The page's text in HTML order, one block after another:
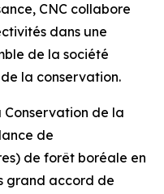
CNC collabore
dans une
de la société
la conservation.
Conservation de la
de
de forêt boréale en
grand accord de